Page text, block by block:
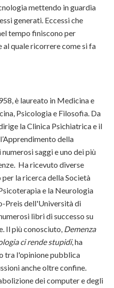
mettendo in guardia
generati. Eccessi che
tempo finiscono per
al quale ricorrere come si fa
è laureato in Medicina e
Psicologia e Filosofia. Da
la Clinica Psichiatrica e il
della
saggi e uno dei più
Ha ricevuto diverse
la ricerca della Società
e la Neurologia
Preis dell'Università di
libri di successo su
Il più conosciuto, Demenza
ci rende stupidi, ha
tra l'opinione pubblica
anche oltre confine.
dei computer e degli